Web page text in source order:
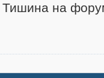
Тишина на